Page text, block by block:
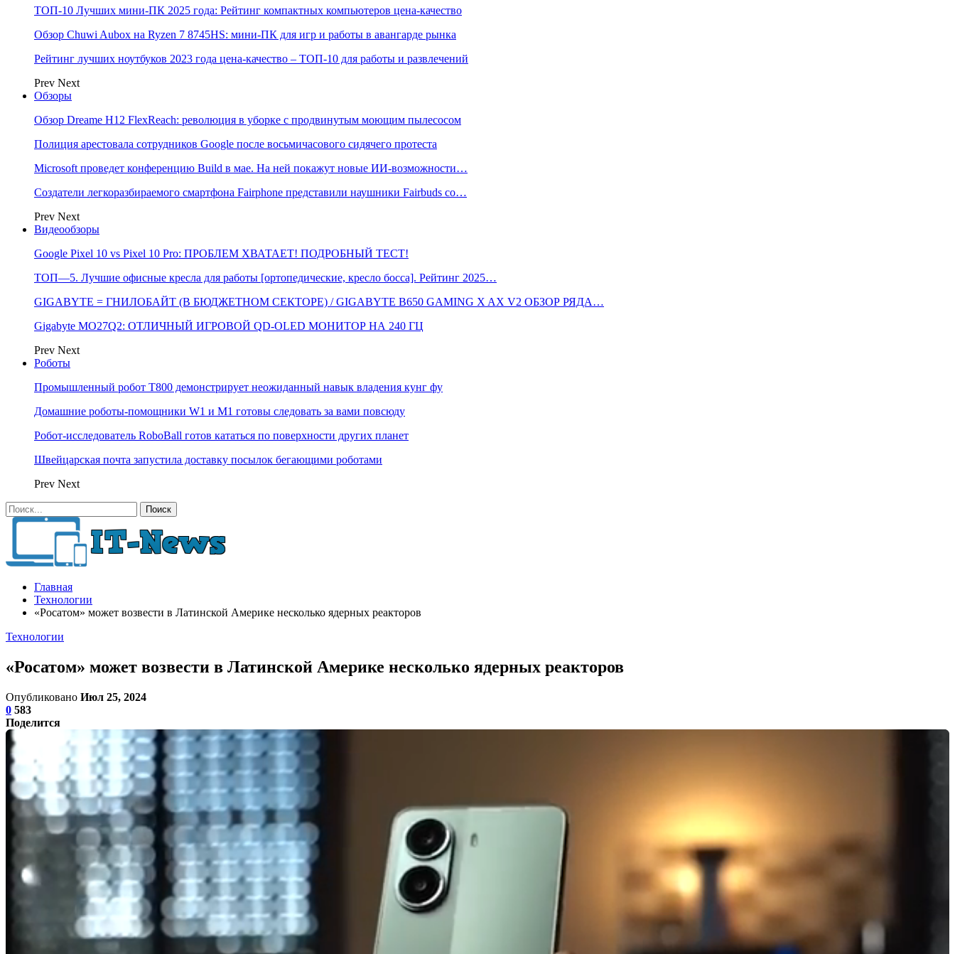
ТОП-10 Лучших мини-ПК 2025 года: Рейтинг компактных компьютеров цена-качество
Обзор Chuwi Aubox на Ryzen 7 8745HS: мини-ПК для игр и работы в авангарде рынка
Рейтинг лучших ноутбуков 2023 года цена-качество – ТОП-10 для работы и развлечений
Prev Next
Обзоры
Обзор Dreame H12 FlexReach: революция в уборке с продвинутым моющим пылесосом
Полиция арестовала сотрудников Google после восьмичасового сидячего протеста
Microsoft проведет конференцию Build в мае. На ней покажут новые ИИ-возможности…
Создатели легкоразбираемого смартфона Fairphone представили наушники Fairbuds со…
Prev Next
Видеообзоры
Google Pixel 10 vs Pixel 10 Pro: ПРОБЛЕМ ХВАТАЕТ! ПОДРОБНЫЙ ТЕСТ!
ТОП—5. Лучшие офисные кресла для работы [ортопедические, кресло босса]. Рейтинг 2025…
GIGABYTE = ГНИЛОБАЙТ (В БЮДЖЕТНОМ СЕКТОРЕ) / GIGABYTE B650 GAMING X AX V2 ОБЗОР РЯДА…
Gigabyte MO27Q2: ОТЛИЧНЫЙ ИГРОВОЙ QD-OLED МОНИТОР НА 240 ГЦ
Prev Next
Роботы
Промышленный робот Т800 демонстрирует неожиданный навык владения кунг фу
Домашние роботы-помощники W1 и M1 готовы следовать за вами повсюду
Робот-исследователь RoboBall готов кататься по поверхности других планет
Швейцарская почта запустила доставку посылок бегающими роботами
Prev Next
Главная
Технологии
«Росатом» может возвести в Латинской Америке несколько ядерных реакторов
Технологии
«Росатом» может возвести в Латинской Америке несколько ядерных реакторов
Опубликовано Июл 25, 2024
0 583
Поделится